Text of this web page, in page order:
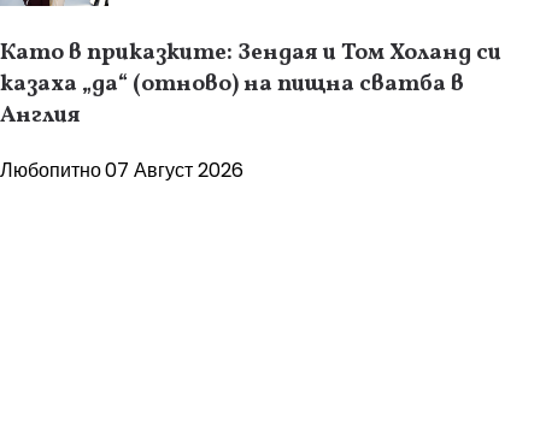
Като в приказките: Зендая и Том Холанд си
казаха „да“ (отново) на пищна сватба в
Англия
Любопитно07 Август 2026